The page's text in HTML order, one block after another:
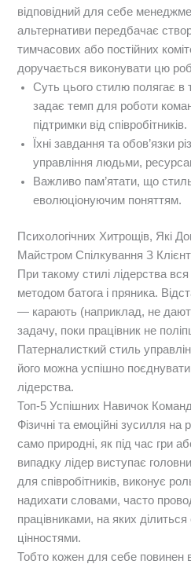
відповідний для себе
альтернативи передбачає
тимчасових або постійних
доручається виконувати цю
Суть цього стилю полягає
задає темп для роботи
підтримки від співробітників.
Їхні завдання та обов’язки
управління людьми,
Важливо пам’ятати, що
еволюціонуючим поняттям.
Психологічних Хитрощів, Які
Майстром Спілкування З
При такому стилі лідерства
методом батога і пряника.
— карають (наприклад, не
задачу, поки працівник не
Патерналисткий стиль
його можна успішно
лідерства.
Топ-5 Успішних Навичок
Фізичні та емоційні зусилля
само природні, як під час гри
випадку лідер виступає
для співробітників, виконує
надихати словами, часто
працівниками, на яких
цінностями.
Тобто кожен для себе повинен